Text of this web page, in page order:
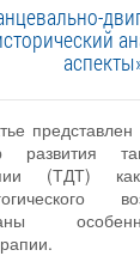
представлен
развития
(ТДТ)